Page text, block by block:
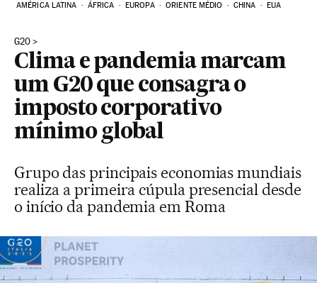
AMÉRICA LATINA ÁFRICA EUROPA ORIENTE MÉDIO CHINA EUA
G20
Clima e pandemia marcam
um G20 que consagra o
imposto corporativo
mínimo global
Grupo das principais economias mundiais
realiza a primeira cúpula presencial desde
o início da pandemia em Roma